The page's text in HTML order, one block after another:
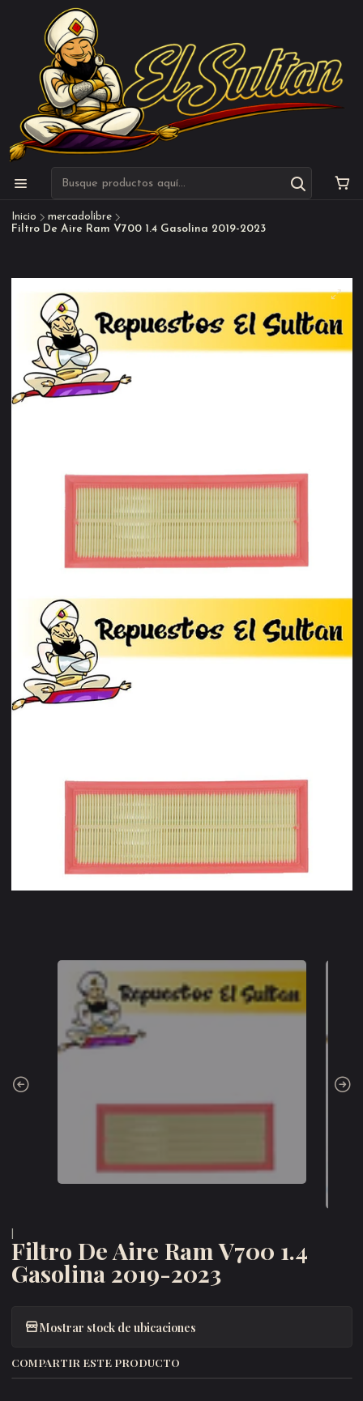
Inicio
mercadolibre
Filtro De Aire Ram V700 1.4 Gasolina 2019-2023
Filtro De Aire Ram V700 1.4
Gasolina 2019-2023
Mostrar stock de ubicaciones
COMPARTIR ESTE PRODUCTO